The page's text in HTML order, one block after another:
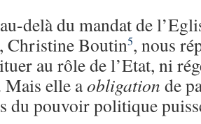
delà du mandat de
Christine Boutin5, nous
au rôle de l’Etat, ni
elle aobligation de
du pouvoir politique